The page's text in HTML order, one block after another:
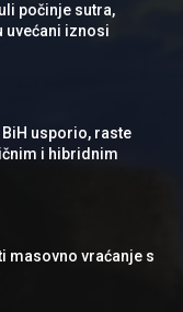
počinje sutra,
uvećani iznosi
usporio, raste
i hibridnim
masovno vraćanje s